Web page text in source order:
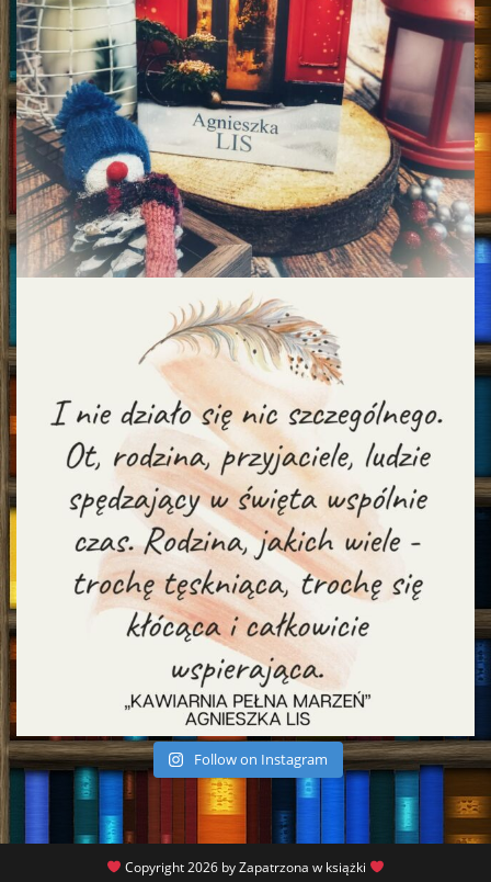
Follow on Instagram
Copyright 2026 by Zapatrzona w książki